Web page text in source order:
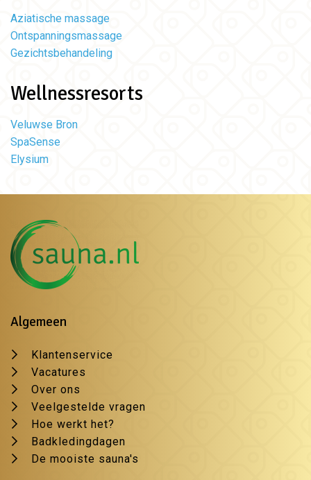
Aziatische massage
Ontspanningsmassage
Gezichtsbehandeling
Wellnessresorts
Veluwse Bron
SpaSense
Elysium
Algemeen
Klantenservice
Vacatures
Over ons
Veelgestelde vragen
Hoe werkt het?
Badkledingdagen
De mooiste sauna's